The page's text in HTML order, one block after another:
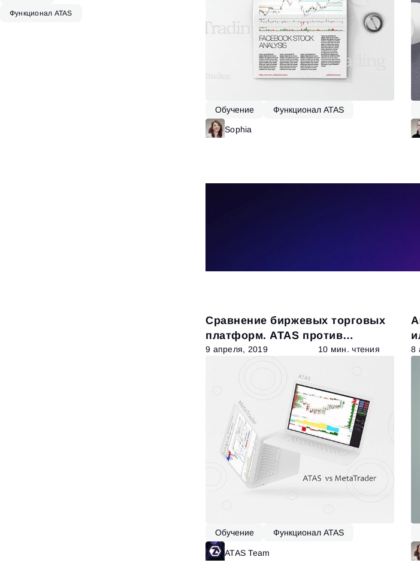
Функционал ATAS
Обучение
Функционал ATAS
Акции
Sophia
Сравнение биржевых торговых
платформ. ATAS против
Metatrader
9 апреля, 2019 10 мин. чтения
Обучение Функционал ATAS
ATAS Team
8